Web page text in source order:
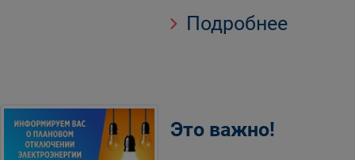
Подробнее
Это важно!